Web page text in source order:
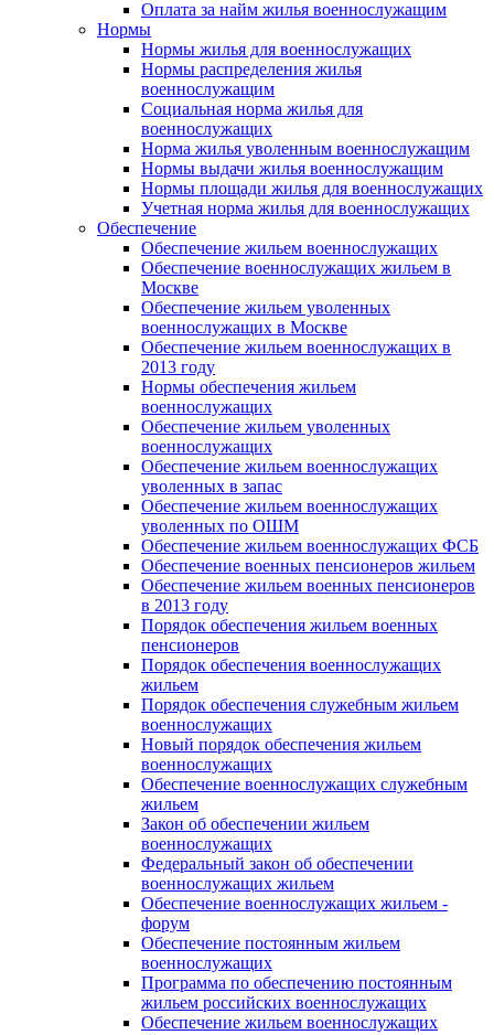
Оплата за найм жилья военнослужащим
Нормы
Нормы жилья для военнослужащих
Нормы распределения жилья
военнослужащим
Социальная норма жилья для
военнослужащих
Норма жилья уволенным военнослужащим
Нормы выдачи жилья военнослужащим
Нормы площади жилья для военнослужащих
Учетная норма жилья для военнослужащих
Обеспечение
Обеспечение жильем военнослужащих
Обеспечение военнослужащих жильем в
Москве
Обеспечение жильем уволенных
военнослужащих в Москве
Обеспечение жильем военнослужащих в
2013 году
Нормы обеспечения жильем
военнослужащих
Обеспечение жильем уволенных
военнослужащих
Обеспечение жильем военнослужащих
уволенных в запас
Обеспечение жильем военнослужащих
уволенных по ОШМ
Обеспечение жильем военнослужащих ФСБ
Обеспечение военных пенсионеров жильем
Обеспечение жильем военных пенсионеров
в 2013 году
Порядок обеспечения жильем военных
пенсионеров
Порядок обеспечения военнослужащих
жильем
Порядок обеспечения служебным жильем
военнослужащих
Новый порядок обеспечения жильем
военнослужащих
Обеспечение военнослужащих служебным
жильем
Закон об обеспечении жильем
военнослужащих
Федеральный закон об обеспечении
военнослужащих жильем
Обеспечение военнослужащих жильем -
форум
Обеспечение постоянным жильем
военнослужащих
Программа по обеспечению постоянным
жильем российских военнослужащих
Обеспечение жильем военнослужащих